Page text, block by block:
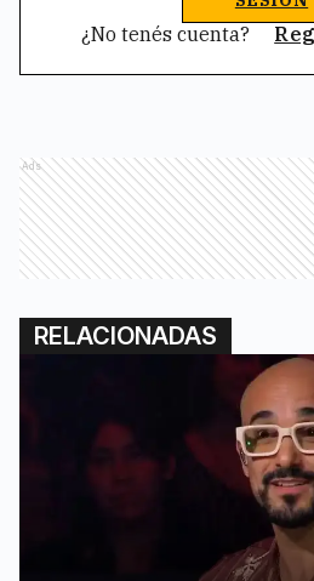
¿No tenés cuenta?
Ads
RELACIONADAS